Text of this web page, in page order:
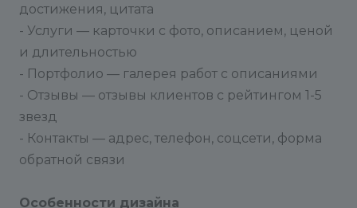
достижения, цитата
- Услуги — карточки с фото, описанием, ценой
и длительностью
- Портфолио — галерея работ с описаниями
- Отзывы — отзывы клиентов с рейтингом 1-5
звезд
- Контакты — адрес, телефон, соцсети, форма
обратной связи
Особенности дизайна